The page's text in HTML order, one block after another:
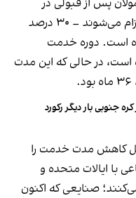
پس از قبولی در
معاینات پزشکی به خدمت نظامی اعزام می‌شوند – ۳۰ درصد
نفر رسیده است. دوره خدمت
در کره‌جنوبی هم‌اکنون ۱۸ ماه است، در حالی که این مدت
جنوبی بار دیگر رکورد
کاهش مدت خدمت را
با ایالات متحده و
صنایعی که اکنون